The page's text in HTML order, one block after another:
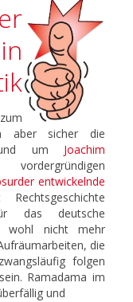
aber sicher die
rund um Joachim
entwickelnde
das deutsche
wohl nicht mehr
die
folgen
Ramadama im
und